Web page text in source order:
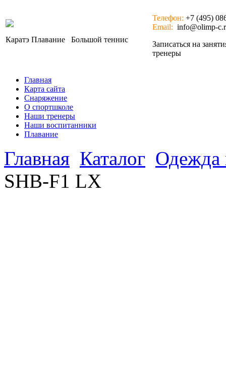
Каратэ Плавание Большой теннис
Телефон: +7 (495)
Email: info@olimp-
Записаться на
тренеры
Главная
Карта сайта
Снаряжение
О спортшколе
Наши тренеры
Наши воспитанники
Плавание
Главная Каталог Одежда
SHB-F1 LX